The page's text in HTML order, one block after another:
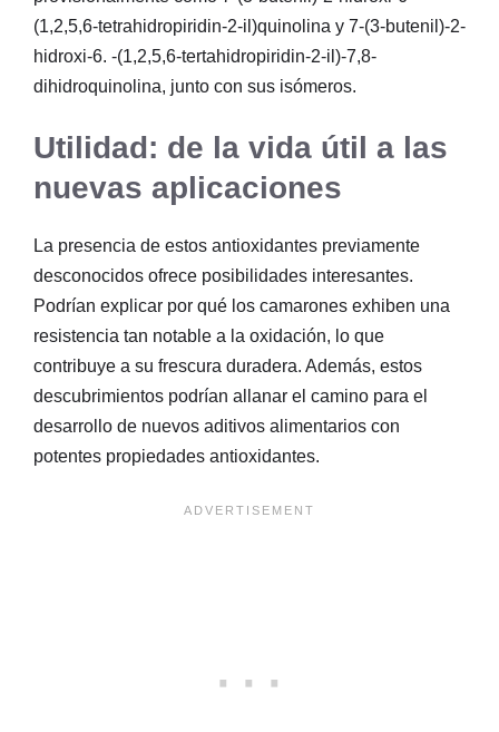
(1,2,5,6-tetrahidropiridin-2-il)quinolina y 7-(3-butenil)-2-
hidroxi-6. -(1,2,5,6-tertahidropiridin-2-il)-7,8-
dihidroquinolina, junto con sus isómeros.
Utilidad: de la vida útil a las
nuevas aplicaciones
La presencia de estos antioxidantes previamente
desconocidos ofrece posibilidades interesantes.
Podrían explicar por qué los camarones exhiben una
resistencia tan notable a la oxidación, lo que
contribuye a su frescura duradera. Además, estos
descubrimientos podrían allanar el camino para el
desarrollo de nuevos aditivos alimentarios con
potentes propiedades antioxidantes.